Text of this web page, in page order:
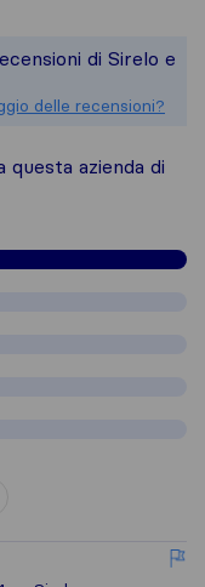
recensioni
di Sirelo e
delle recensioni?
azienda di